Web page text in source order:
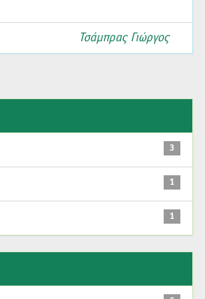
Τσάμπρας Γιώργος
3
1
1